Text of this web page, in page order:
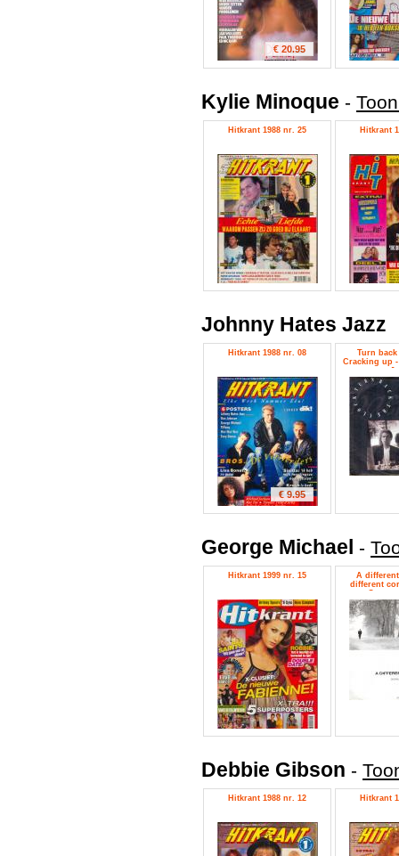
€ 20.95
Kylie Minoque -
Hitkrant 1988 nr. 25 Hitkrant
Johnny Hates Jazz
Hitkrant 1988 nr. 08
€ 9.95
Turn
Cracking up
George Michael -
Hitkrant 1999 nr. 15
A
different
Debbie Gibson -
Hitkrant 1988 nr. 12 Hitkrant